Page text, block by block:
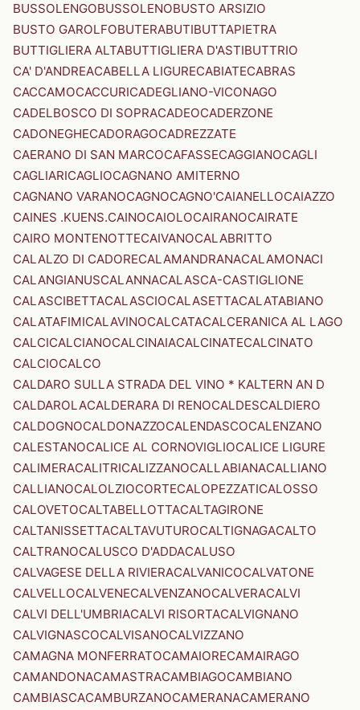
BUSSOLENGOBUSSOLENOBUSTO ARSIZIO
BUSTO GAROLFOBUTERABUTIBUTTAPIETRA
BUTTIGLIERA ALTABUTTIGLIERA D'ASTIBUTTRIO
CA' D'ANDREACABELLA LIGURECABIATECABRAS
CACCAMOCACCURICADEGLIANO-VICONAGO
CADELBOSCO DI SOPRACADEOCADERZONE
CADONEGHECADORAGOCADREZZATE
CAERANO DI SAN MARCOCAFASSECAGGIANOCAGLI
CAGLIARICAGLIOCAGNANO AMITERNO
CAGNANO VARANOCAGNOCAGNO'CAIANELLOCAIAZZO
CAINES .KUENS.CAINOCAIOLOCAIRANOCAIRATE
CAIRO MONTENOTTECAIVANOCALABRITTO
CALALZO DI CADORECALAMANDRANACALAMONACI
CALANGIANUSCALANNACALASCA-CASTIGLIONE
CALASCIBETTACALASCIOCALASETTACALATABIANO
CALATAFIMICALAVINOCALCATACALCERANICA AL LAGO
CALCICALCIANOCALCINAIACALCINATECALCINATO
CALCIOCALCO
CALDARO SULLA STRADA DEL VINO * KALTERN AN D
CALDAROLACALDERARA DI RENOCALDESCALDIERO
CALDOGNOCALDONAZZOCALENDASCOCALENZANO
CALESTANOCALICE AL CORNOVIGLIOCALICE LIGURE
CALIMERACALITRICALIZZANOCALLABIANACALLIANO
CALLIANOCALOLZIOCORTECALOPEZZATICALOSSO
CALOVETOCALTABELLOTTACALTAGIRONE
CALTANISSETTACALTAVUTUROCALTIGNAGACALTO
CALTRANOCALUSCO D'ADDACALUSO
CALVAGESE DELLA RIVIERACALVANICOCALVATONE
CALVELLOCALVENECALVENZANOCALVERACALVI
CALVI DELL'UMBRIACALVI RISORTACALVIGNANO
CALVIGNASCOCALVISANOCALVIZZANO
CAMAGNA MONFERRATOCAMAIORECAMAIRAGO
CAMANDONACAMASTRACAMBIAGOCAMBIANO
CAMBIASCACAMBURZANOCAMERANACAMERANO